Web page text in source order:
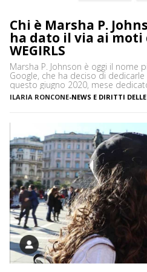
Chi è Marsha P.
ha dato il via ai
WEGIRLS
Marsha P. Johnson è oggi il nome
Google, che ha deciso di
questo giugno 2020, mese
manifestazioni degli altri anni per
sociale, abbiamo visto e
ILARIA RONCONE-NEWS E DIRITTI